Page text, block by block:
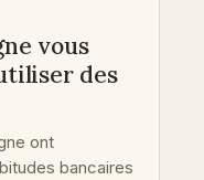
vous
des
ont
bancaires